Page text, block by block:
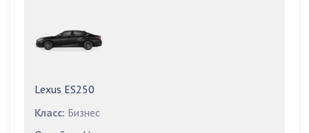
Lexus ES250
Класс: Бизнес